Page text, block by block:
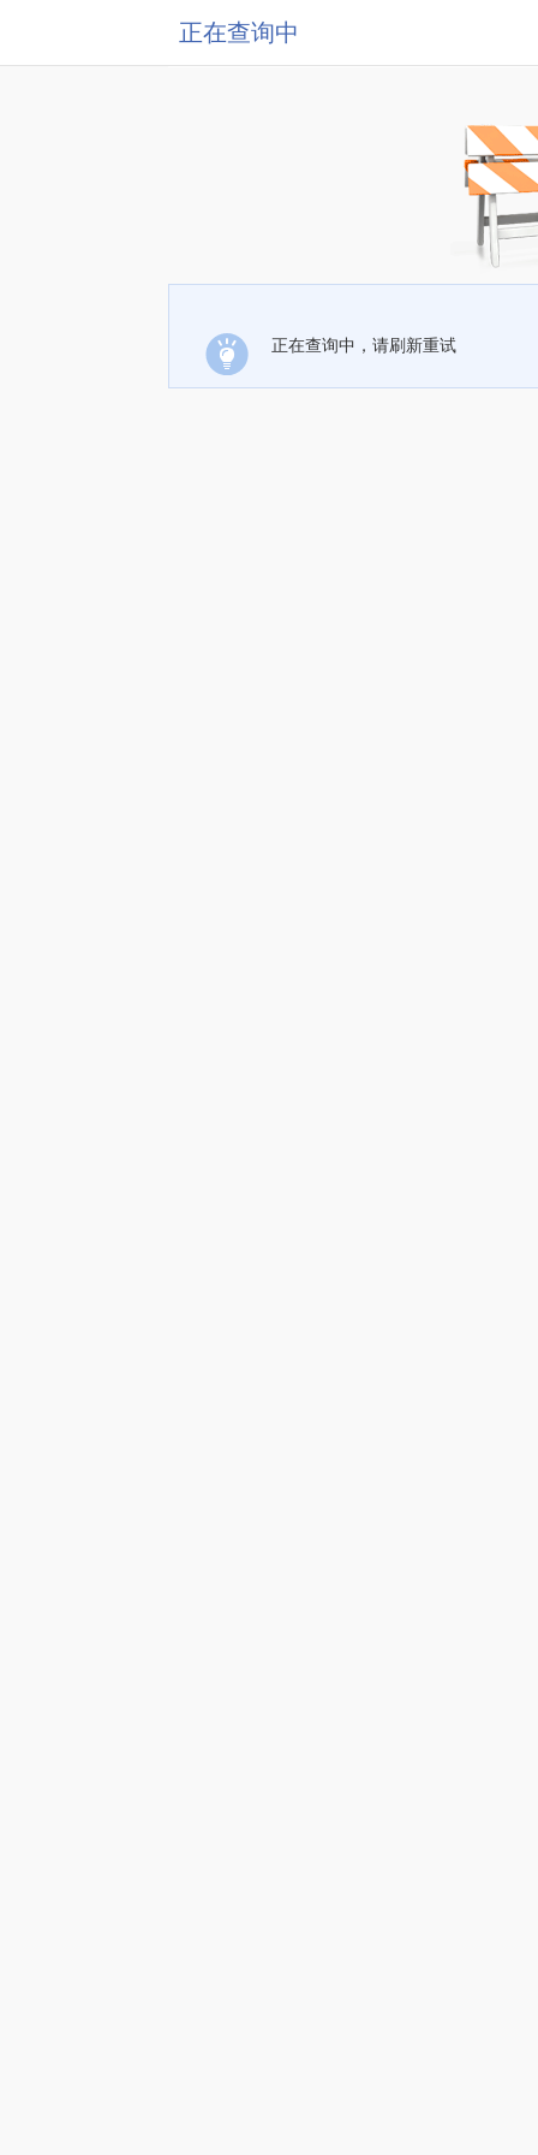
正在查询中
正在查询中，请刷新重试